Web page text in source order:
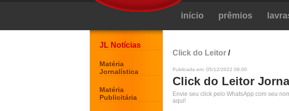
início prêmios
JL Notícias
Matéria
Jornalística
Matéria
Publicitária
Click do Leitor /
Publicada em: 05/12/2022 08:00
Click do Leitor
Envie seu click pelo WhatsApp com seu
aqui!